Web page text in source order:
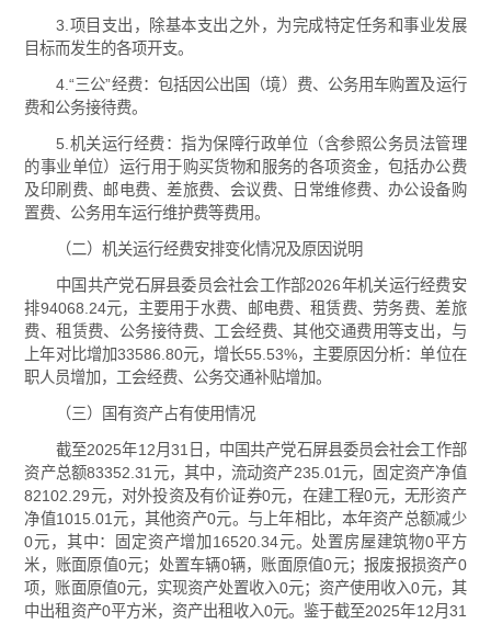
3.项目支出，除基本支出之外，为完成特定任务和事业发展
目标而发生的各项开支。
4.“三公”经费：包括因公出国（境）费、公务用车购置及运行
费和公务接待费。
5.机关运行经费：指为保障行政单位（含参照公务员法管理
的事业单位）运行用于购买货物和服务的各项资金，包括办公费
及印刷费、邮电费、差旅费、会议费、日常维修费、办公设备购
置费、公务用车运行维护费等费用。
（二）机关运行经费安排变化情况及原因说明
中国共产党石屏县委员会社会工作部2026年机关运行经费安
排94068.24元，主要用于水费、邮电费、租赁费、劳务费、差旅
费、租赁费、公务接待费、工会经费、其他交通费用等支出，与
上年对比增加33586.80元，增长55.53%，主要原因分析：单位在
职人员增加，工会经费、公务交通补贴增加。
（三）国有资产占有使用情况
截至2025年12月31日，中国共产党石屏县委员会社会工作部
资产总额83352.31元，其中，流动资产235.01元，固定资产净值
82102.29元，对外投资及有价证券0元，在建工程0元，无形资产
净值1015.01元，其他资产0元。与上年相比，本年资产总额减少
0元，其中：固定资产增加16520.34元。处置房屋建筑物0平方
米，账面原值0元；处置车辆0辆，账面原值0元；报废报损资产0
项，账面原值0元，实现资产处置收入0元；资产使用收入0元，其
中出租资产0平方米，资产出租收入0元。鉴于截至2025年12月31